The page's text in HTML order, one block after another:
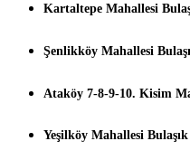
Kartaltepe Mahallesi
Şenlikköy Mahallesi
Ataköy 7-8-9-10. Kisim
Yeşilköy Mahallesi